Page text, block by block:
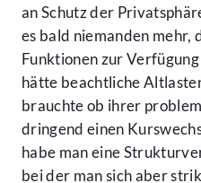
an Schutz der
es bald niemanden mehr,
Funktionen zur
hätte beachtliche
brauchte ob ihrer
dringend einen
habe man eine
bei der man sich aber